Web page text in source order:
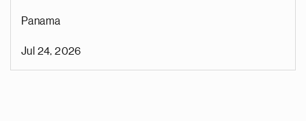
Panama
Jul 24, 2026